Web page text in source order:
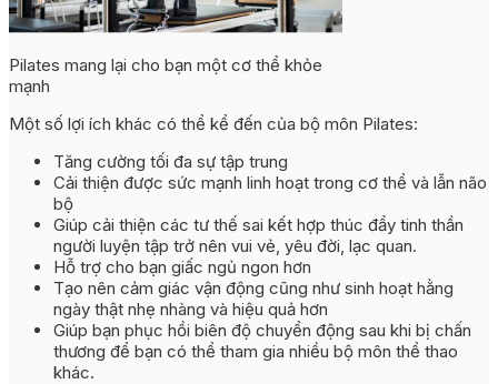
Pilates mang lại cho bạn một cơ thể khỏe
mạnh
Một số lợi ích khác có thể kể đến của bộ môn Pilates:
Tăng cường tối đa sự tập trung
Cải thiện được sức mạnh linh hoạt trong cơ thể và lẫn não
bộ
Giúp cải thiện các tư thế sai kết hợp thúc đẩy tinh thần
người luyện tập trở nên vui vẻ, yêu đời, lạc quan.
Hỗ trợ cho bạn giấc ngủ ngon hơn
Tạo nên cảm giác vận động cũng như sinh hoạt hằng
ngày thật nhẹ nhàng và hiệu quả hơn
Giúp bạn phục hồi biên độ chuyển động sau khi bị chấn
thương để bạn có thể tham gia nhiều bộ môn thể thao
khác.